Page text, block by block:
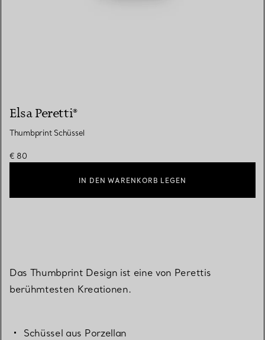
Elsa Peretti®
Thumbprint Schüssel
€ 80
IN DEN WARENKORB LEGEN
Das Thumbprint Design ist eine von Perettis
berühmtesten Kreationen.
Schüssel aus Porzellan